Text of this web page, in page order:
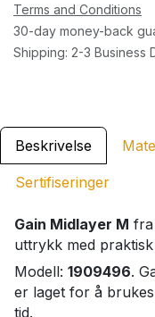
Terms and Conditions
30-day money-back
Shipping: 2-3 Business
Beskrivelse
Sertifiseringer
Gain Midlayer M fra
uttrykk med
Modell: 1909496.
er laget for å
tid.